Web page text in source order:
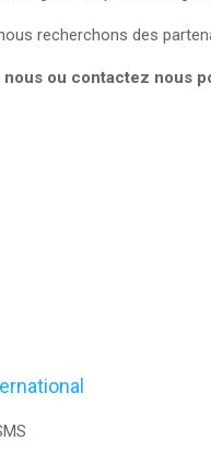
recherchons des
ou contactez nous